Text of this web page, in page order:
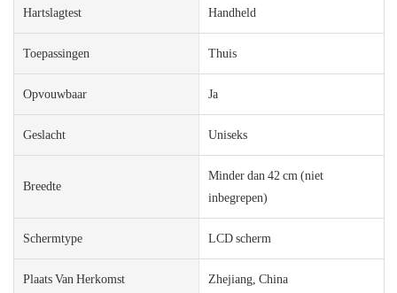
Hartslagtest Handheld
Toepassingen Thuis
Opvouwbaar Ja
Geslacht Uniseks
Breedte
Minder dan 42 cm (niet
inbegrepen)
Schermtype LCD scherm
Plaats Van Herkomst Zhejiang, China